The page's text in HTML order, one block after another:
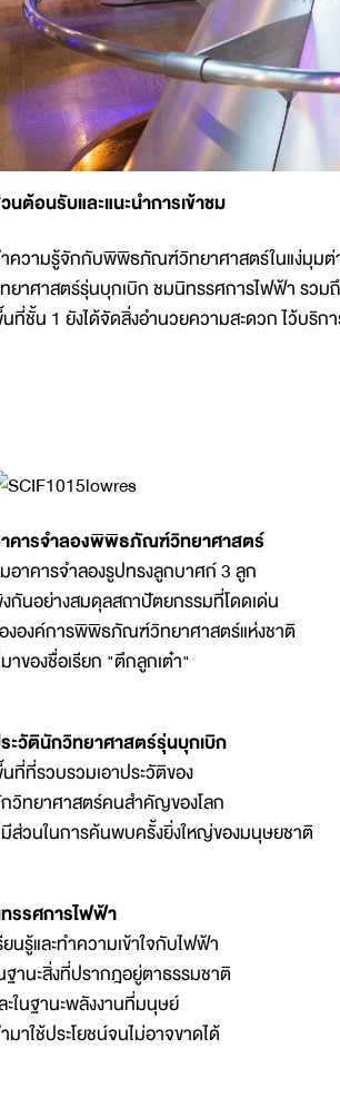
นต้อนรับและแนะนำการเข้าชม
ความรู้จักกับพิพิธภัณฑ์วิทยาศาสตร์ในแง่มุมต่
ยาศาสตร์รุ่นบุกเบิก ชมนิทรรศการไฟฟ้า รวม
ที่ชั้น 1 ยังได้จัดสิ่งอำนวยความสะดวก ไว้บริก
คารจำลองพิพิธภัณฑ์วิทยาศาสตร์
อาคารจำลองรูปทรงลูกบาศก์ 3 ลูก
กันอย่างสมดุลสถาปัตยกรรมที่โดดเด่น
งองค์การพิพิธภัณฑ์วิทยาศาสตร์แห่งชาติ
าของชื่อเรียก "ตึกลูกเต๋า"
ะวัตินักวิทยาศาสตร์รุ่นบุกเบิก
ที่ที่รวบรวมเอาประวัติของ
วิทยาศาสตร์คนสำคัญของโลก
ส่วนในการค้นพบครั้งยิ่งใหญ่ของมนุษยชาติ
รรศการไฟฟ้า
ยนรู้และทำความเข้าใจกับไฟฟ้า
ฐานะสิ่งที่ปรากฎอยู่ตาธรรมชาติ
ะในฐานะพลังงานที่มนุษย์
มาใช้ประโยชน์จนไม่อาจขาดได้